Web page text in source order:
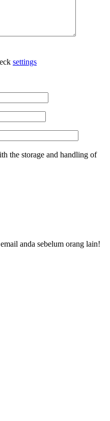
settings
the storage and handling of
anda sebelum orang lain!